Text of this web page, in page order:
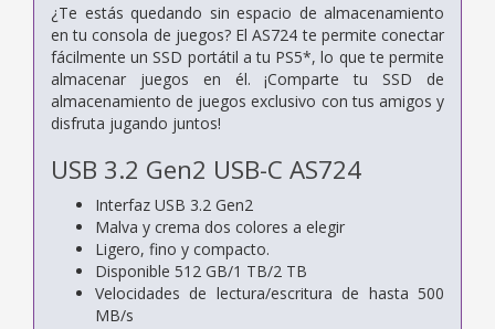
¿Te estás quedando sin espacio de almacenamiento
en tu consola de juegos? El AS724 te permite conectar
fácilmente un SSD portátil a tu PS5*, lo que te permite
almacenar juegos en él. ¡Comparte tu SSD de
almacenamiento de juegos exclusivo con tus amigos y
disfruta jugando juntos!
USB 3.2 Gen2 USB-C AS724
Interfaz USB 3.2 Gen2
Malva y crema dos colores a elegir
Ligero, fino y compacto.
Disponible 512 GB/1 TB/2 TB
Velocidades de lectura/escritura de hasta 500
MB/s